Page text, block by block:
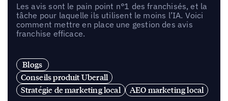
Les avis sont le pain point n°1 des franchisés, et la
tâche pour laquelle ils utilisent le moins l’IA. Voici
comment mettre en place une gestion des avis
franchise efficace.
Blogs
Conseils produit Uberall
Stratégie de marketing local
AEO marketing local